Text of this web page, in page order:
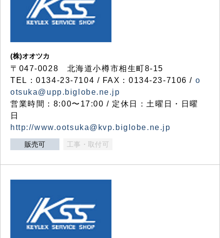
(株)オオツカ
〒047-0028 北海道小樽市相生町8-15
TEL：0134-23-7104 / FAX：0134-23-7106 / o
otsuka@upp.biglobe.ne.jp
営業時間：8:00〜17:00 / 定休日：土曜日・日曜
日
http://www.ootsuka@kvp.biglobe.ne.jp
販売可 工事・取付可